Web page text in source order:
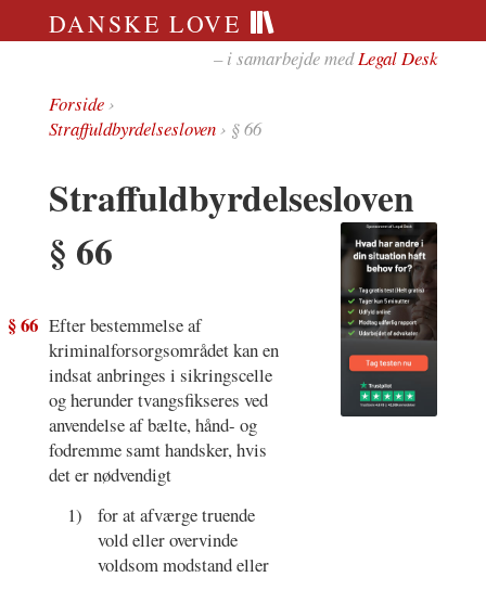
DANSKE LOVE
– i samarbejde medLegal Desk
Forside›
Straffuldbyrdelsesloven› § 66
Straffuldbyrdelsesloven
§ 66
§ 66 Efter bestemmelse af
kriminalforsorgsområdet kan en
indsat anbringes i sikringscelle
og herunder tvangsfikseres ved
anvendelse af bælte, hånd- og
fodremme samt handsker, hvis
det er nødvendigt
1)
for at afværge truende
vold eller overvinde
voldsom modstand eller